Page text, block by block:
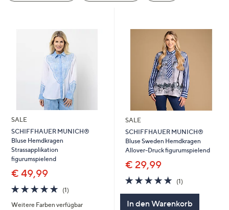
diese
anzuzeigen.
SALE
SCHIFFHAUER MUNICH®
Bluse Hemdkragen
Strassapplikation
figurumspielend
€ 49,99
5.0
von
5
(1)1
Weitere Farben verfügbar
SALE
SCHIFFHAUER MUNICH®
Bluse Sweden Hemdkragen
Allover-Druck figurumspielend
€ 29,99
5.0
von
(1)1
In den Warenkorb